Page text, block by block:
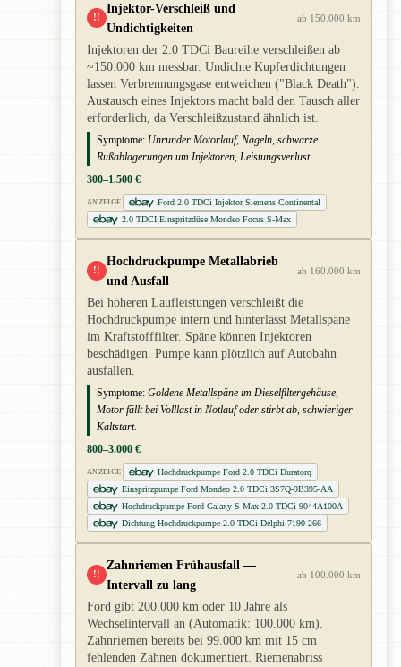
!!
Injektor-Verschleiß und
Undichtigkeiten
ab 150.000 km
Injektoren der 2.0 TDCi Baureihe verschleißen ab
~150.000 km messbar. Undichte Kupferdichtungen
lassen Verbrennungsgase entweichen ("Black Death").
Austausch eines Injektors macht bald den Tausch aller
erforderlich, da Verschleißzustand ähnlich ist.
Symptome: Unrunder Motorlauf, Nageln, schwarze
Rußablagerungen um Injektoren, Leistungsverlust
300–1.500 €
ANZEIGE
Ford 2.0 TDCi Injektor Siemens Continental
2.0 TDCI Einspritzdüse Mondeo Focus S-Max
!!
Hochdruckpumpe Metallabrieb
und Ausfall
ab 160.000 km
Bei höheren Laufleistungen verschleißt die
Hochdruckpumpe intern und hinterlässt Metallspäne
im Kraftstofffilter. Späne können Injektoren
beschädigen. Pumpe kann plötzlich auf Autobahn
ausfallen.
Symptome: Goldene Metallspäne im Dieselfiltergehäuse,
Motor fällt bei Volllast in Notlauf oder stirbt ab, schwieriger
Kaltstart.
800–3.000 €
ANZEIGE
Hochdruckpumpe Ford 2.0 TDCi Duratorq
Einspritzpumpe Ford Mondeo 2.0 TDCi 3S7Q-9B395-AA
Hochdruckpumpe Ford Galaxy S-Max 2.0 TDCi 9044A100A
Dichtung Hochdruckpumpe 2.0 TDCi Delphi 7190-266
!!
Zahnriemen Frühausfall —
Intervall zu lang
ab 100.000 km
Ford gibt 200.000 km oder 10 Jahre als
Wechselintervall an (Automatik: 100.000 km).
Zahnriemen bereits bei 99.000 km mit 15 cm
fehlenden Zähnen dokumentiert. Riemenabriss